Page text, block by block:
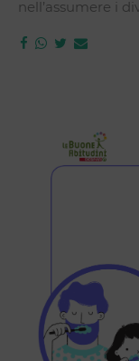
nell’assumere i